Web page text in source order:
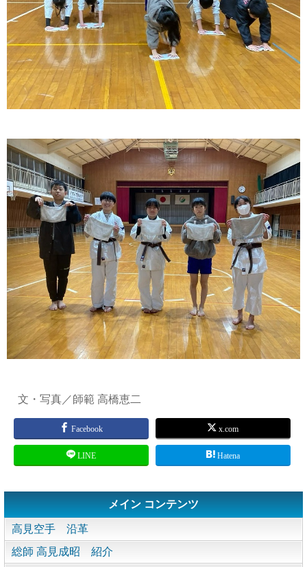
文・写真／師範 高橋恵二
Facebook x.com
LINE Hatena
メイン コンテンツ
高見空手 沿革
総師 高見成昭 紹介